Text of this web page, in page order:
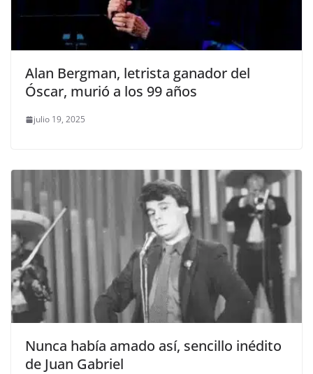
Alan Bergman, letrista ganador del
Óscar, murió a los 99 años
julio 19, 2025
Nunca había amado así, sencillo inédito
de Juan Gabriel